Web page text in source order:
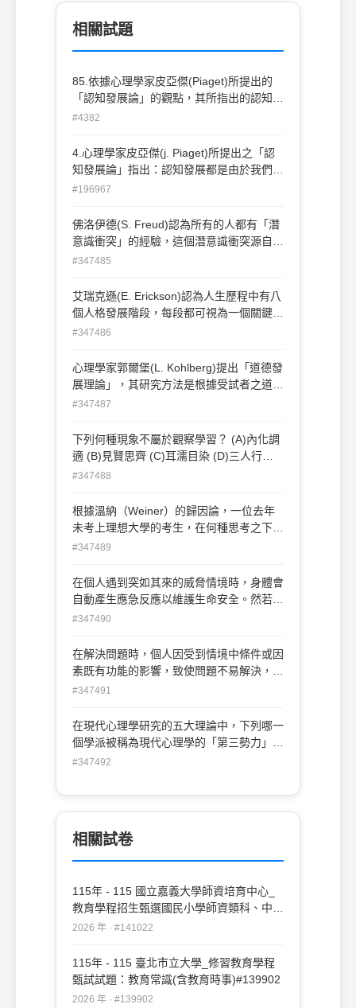
相關試題
85.依據心理學家皮亞傑(Piaget)所提出的
「認知發展論」的觀點，其所指出的認知發
展，都是由於我們有兩個基本的處理機制在
下何者？(A)同化與平衡 (B)調適與吸收 (C)
同化與調適 (D)調適與平衡
#4382
4.心理學家皮亞傑(j. Piaget)所提出之「認
知發展論」指出：認知發展都是由於我們有
二個基本的處理機制在進行交互作用。這二
平衡(B)調適與吸收(C)同化與調適 (D)調適
與平衡。
#196967
佛洛伊德(S. Freud)認為所有的人都有「潛
意識衝突」的經驗，這個潛意識衝突源自
於？ (A)遺傳 (B)社會文化 (C)童年的經驗
#347485
艾瑞克遜(E. Erickson)認為人生歷程中有八
個人格發展階段，每段都可視為一個關鍵，
請問人生發展關鍵中的關鍵是指哪一個階
年期 (D)成年期。
#347486
心理學家郭爾堡(L. Kohlberg)提出「道德發
展理論」，其研究方法是根據受試者之道德
行為及道德推理來判斷受試者之道德發展的
者？ (A)兩難故事 (B)行為準則 (C)道德規範
(D)道德訓練。
#347487
下列何種現象不屬於觀察學習？ (A)內化調
適 (B)見賢思齊 (C)耳濡目染 (D)三人行必
有我師。
#347488
根據溫納（Weiner）的歸因論，一位去年
未考上理想大學的考生，在何種思考之下繼
續準備大學甄試的動機最為強烈？(A)去年
其所好 (B)去年考題太難，今年出題老師應
該會考量試題難易度 (C)去年準備度不夠，
#347489
在個人遇到突如其來的威脅情境時，身體會
自動產生應急反應以維護生命安全。然若壓
力情境持續，則個體會歷經三個階段的調適
大致恢復正常，代表已能適應其艱苦的生活
環境？ (A)警覺階段 (B)反應階段 (C)抗拒階
#347490
在解決問題時，個人因受到情境中條件或因
素既有功能的影響，致使問題不易解決，這
種情形稱為？ (A)功能退化 (B)功能固著 (C)
#347491
在現代心理學研究的五大理論中，下列哪一
個學派被稱為現代心理學的「第三勢力」，
其研究焦點注重在人的自我實現與自我完
(D)完形主義
#347492
相關試卷
115年 - 115 國立嘉義大學師資培育中心_
教育學程招生甄選國民小學師資類科、中等
學校師資類科試題：教育常識#141022
2026 年 · #141022
115年 - 115 臺北市立大學_修習教育學程
甄試試題：教育常識(含教育時事)#139902
2026 年 · #139902